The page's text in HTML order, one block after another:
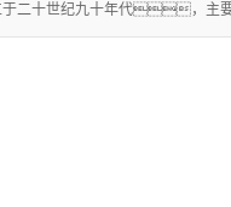
立于二十世纪九十年代